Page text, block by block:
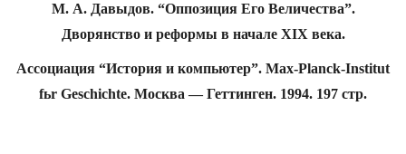
М. А. Давыдов. “Оппозиция Его Величества”.
Дворянство и реформы в начале XIX века.
Ассоциация “История и компьютер”. Max-Planck-Institut
fьr Geschichte. Москва — Геттинген. 1994. 197 стр.